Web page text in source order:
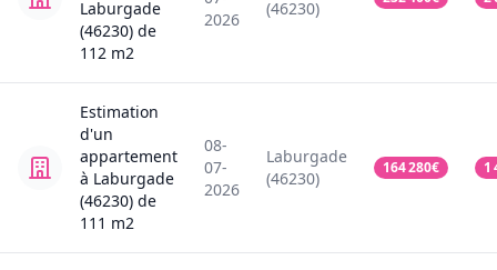
Laburgade
(46230) de
112 m2
2026
(46230)
Estimation
d'un
appartement
à Laburgade
(46230) de
111 m2
08-
07-
2026
Laburgade
(46230)
164 280€ 1